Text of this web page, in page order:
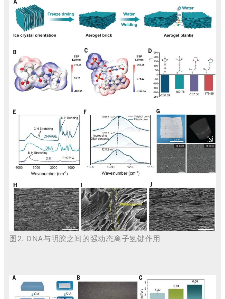
图2. DNA与明胶之间的强动态离子氢键作用